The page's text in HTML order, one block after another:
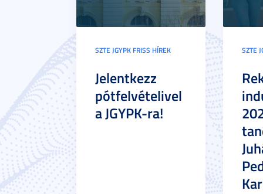
SZTE JGYPK FRISS HÍREK
Jelentkezz
pótfelvételivel
a JGYPK-ra!
SZTE